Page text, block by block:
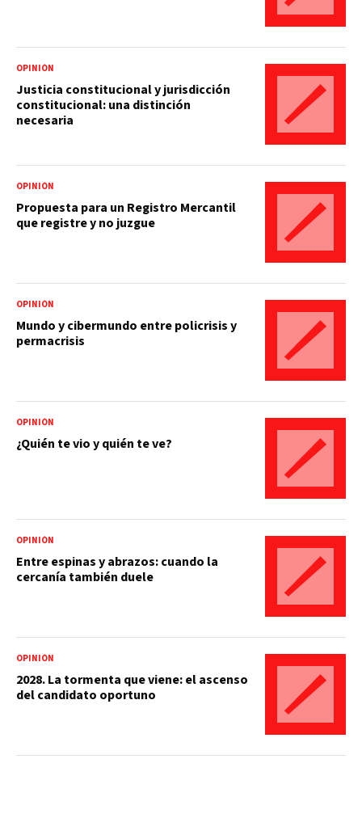
OPINIÓN
Justicia constitucional y jurisdicción
constitucional: una distinción
necesaria
OPINIÓN
Propuesta para un Registro Mercantil
que registre y no juzgue
OPINIÓN
Mundo y cibermundo entre policrisis y
permacrisis
OPINIÓN
¿Quién te vio y quién te ve?
OPINIÓN
Entre espinas y abrazos: cuando la
cercanía también duele
OPINIÓN
2028. La tormenta que viene: el ascenso
del candidato oportuno